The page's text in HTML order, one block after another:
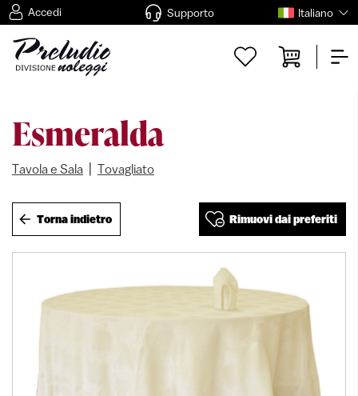
Accedi Supporto Italiano
Esmeralda
Tavola e Sala Tovagliato
Torna indietro Rimuovi dai preferiti